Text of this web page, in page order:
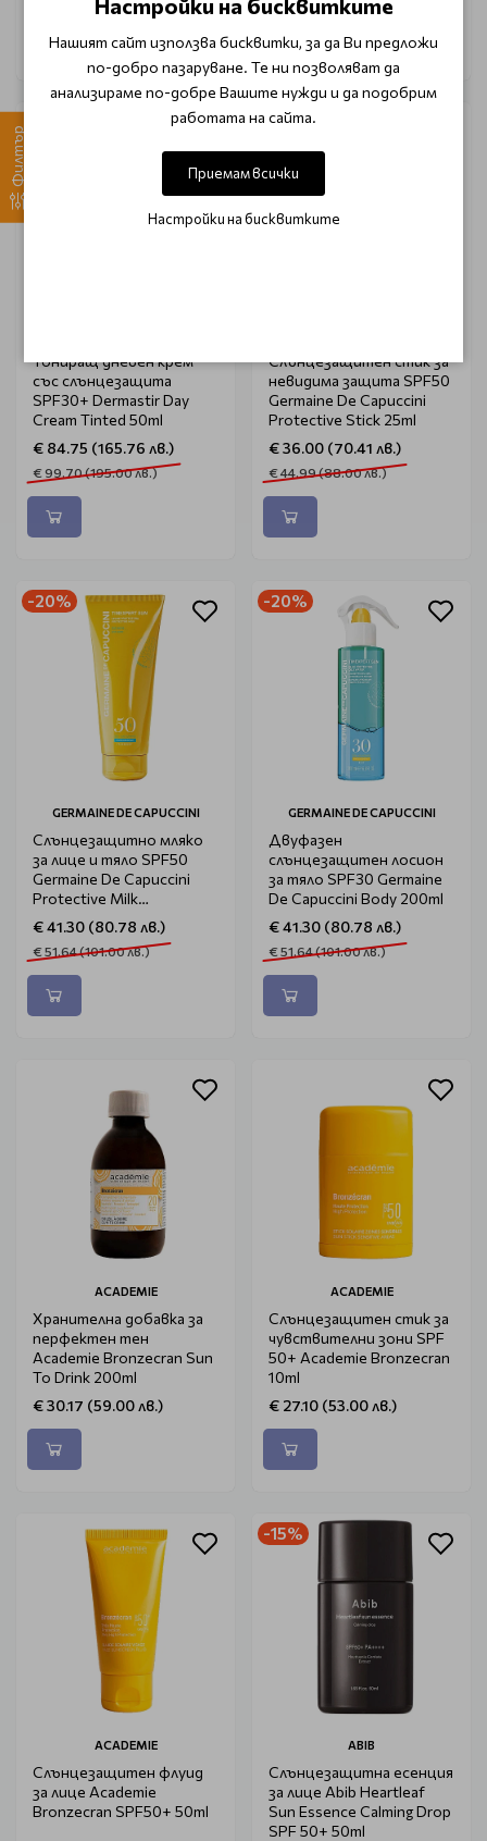
Филтър
Тониращ дневен крем
със слънцезащита
SPF30+ Dermastir Day
Cream Tinted 50ml
€ 84.75 (165.76 лв.)
€ 99.70 (195.00 лв.)
-20%
Слънцезащитен стик за
невидима защита SPF50
Germaine De Capuccini
Protective Stick 25ml
€ 36.00 (70.41 лв.)
€ 44.99 (88.00 лв.)
-20%
GERMAINE DE CAPUCCINI
Слънцезащитно мляко
за лице и тяло SPF50
Germaine De Capuccini
Protective Milk
Body&Face 200ml
€ 41.30 (80.78 лв.)
€ 51.64 (101.00 лв.)
-20%
GERMAINE DE CAPUCCINI
Двуфазен
слънцезащитен лосион
за тяло SPF30 Germaine
De Capuccini Body 200ml
€ 41.30 (80.78 лв.)
€ 51.64 (101.00 лв.)
ACADEMIE
Хранителна добавка за
перфектен тен
Academie Bronzecran Sun
To Drink 200ml
€ 30.17 (59.00 лв.)
ACADEMIE
Слънцезащитен стик за
чувствителни зони SPF
50+ Academie Bronzecran
10ml
€ 27.10 (53.00 лв.)
ACADEMIE
Слънцезащитен флуид
за лице Academie
Bronzecran SPF50+ 50ml
-15%
ABIB
Слънцезащитна есенция
за лице Abib Heartleaf
Sun Essence Calming Drop
SPF 50+ 50ml
Нашият сайт използва бисквитки, за да Ви предложи
по-добро пазаруване. Те ни позволяват да
анализираме по-добре Вашите нужди и да подобрим
работата на сайта.
Приемам всички
Настройки на бисквитките